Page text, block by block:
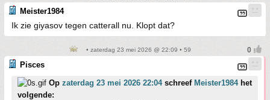
Meister1984
Ik zie giyasov tegen catterall nu. Klopt dat?
• zaterdag 23 mei 2026 @ 22:09 • 59
Pisces
Op zaterdag 23 mei 2026 22:04schreef Meister1984het
volgende: